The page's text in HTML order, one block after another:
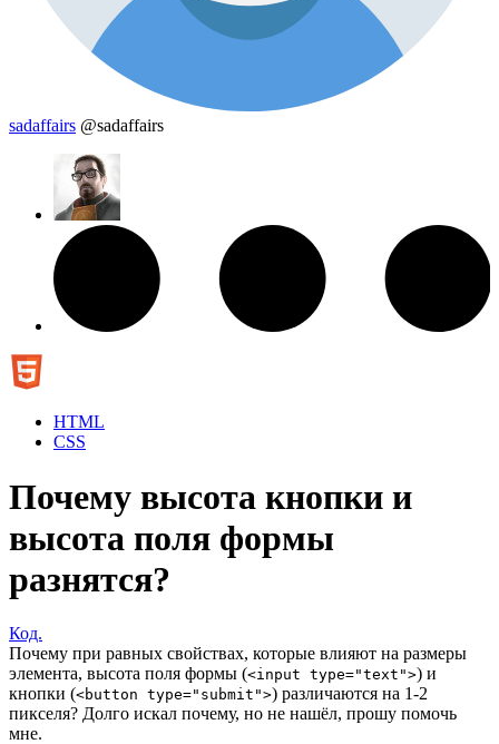
sadaffairs @sadaffairs
HTML
CSS
Почему высота кнопки и
высота поля формы
разнятся?
Код.
Почему при равных свойствах, которые влияют на размеры
элемента, высота поля формы (<input type="text">) и
кнопки (<button type="submit">) различаются на 1-2
пикселя? Долго искал почему, но не нашёл, прошу помочь
мне.